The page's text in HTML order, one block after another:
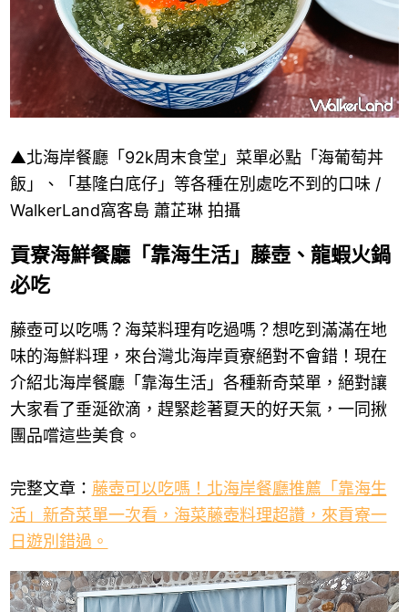
▲北海岸餐廳「92k周末食堂」菜單必點「海葡萄丼
飯」、「基隆白底仔」等各種在別處吃不到的口味 /
WalkerLand窩客島 蕭芷琳 拍攝
貢寮海鮮餐廳「靠海生活」藤壺、龍蝦火鍋
必吃
藤壺可以吃嗎？海菜料理有吃過嗎？想吃到滿滿在地
味的海鮮料理，來台灣北海岸貢寮絕對不會錯！現在
介紹北海岸餐廳「靠海生活」各種新奇菜單，絕對讓
大家看了垂涎欲滴，趕緊趁著夏天的好天氣，一同揪
團品嚐這些美食。
完整文章： 藤壺可以吃嗎！北海岸餐廳推薦「靠海生
活」新奇菜單一次看，海菜藤壺料理超讚，來貢寮一
日遊別錯過。